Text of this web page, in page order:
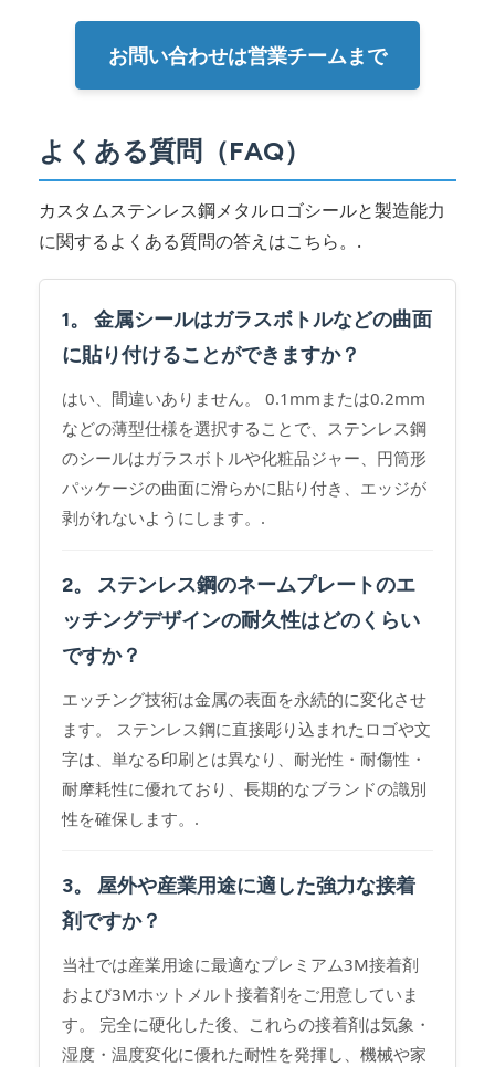
お問い合わせは営業チームまで
よくある質問（FAQ）
カスタムステンレス鋼メタルロゴシールと製造能力
に関するよくある質問の答えはこちら。.
1。 金属シールはガラスボトルなどの曲面
に貼り付けることができますか？
はい、間違いありません。 0.1mmまたは0.2mm
などの薄型仕様を選択することで、ステンレス鋼
のシールはガラスボトルや化粧品ジャー、円筒形
パッケージの曲面に滑らかに貼り付き、エッジが
剥がれないようにします。.
2。 ステンレス鋼のネームプレートのエ
ッチングデザインの耐久性はどのくらい
ですか？
エッチング技術は金属の表面を永続的に変化させ
ます。 ステンレス鋼に直接彫り込まれたロゴや文
字は、単なる印刷とは異なり、耐光性・耐傷性・
耐摩耗性に優れており、長期的なブランドの識別
性を確保します。.
3。 屋外や産業用途に適した強力な接着
剤ですか？
当社では産業用途に最適なプレミアム3M接着剤
および3Mホットメルト接着剤をご用意していま
す。 完全に硬化した後、これらの接着剤は気象・
湿度・温度変化に優れた耐性を発揮し、機械や家